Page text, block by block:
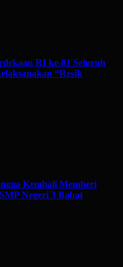
RI ke-81 Seluruh
“Resik
Kembali Memberi
Negeri 3 Babat